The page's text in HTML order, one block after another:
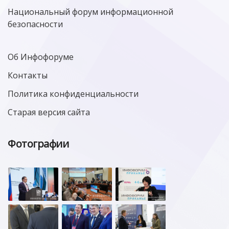
Национальный форум информационной
безопасности
Об Инфофоруме
Контакты
Политика конфиденциальности
Старая версия сайта
Фотографии